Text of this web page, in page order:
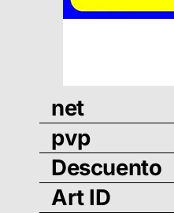
net
pvp
Descuento
Art ID